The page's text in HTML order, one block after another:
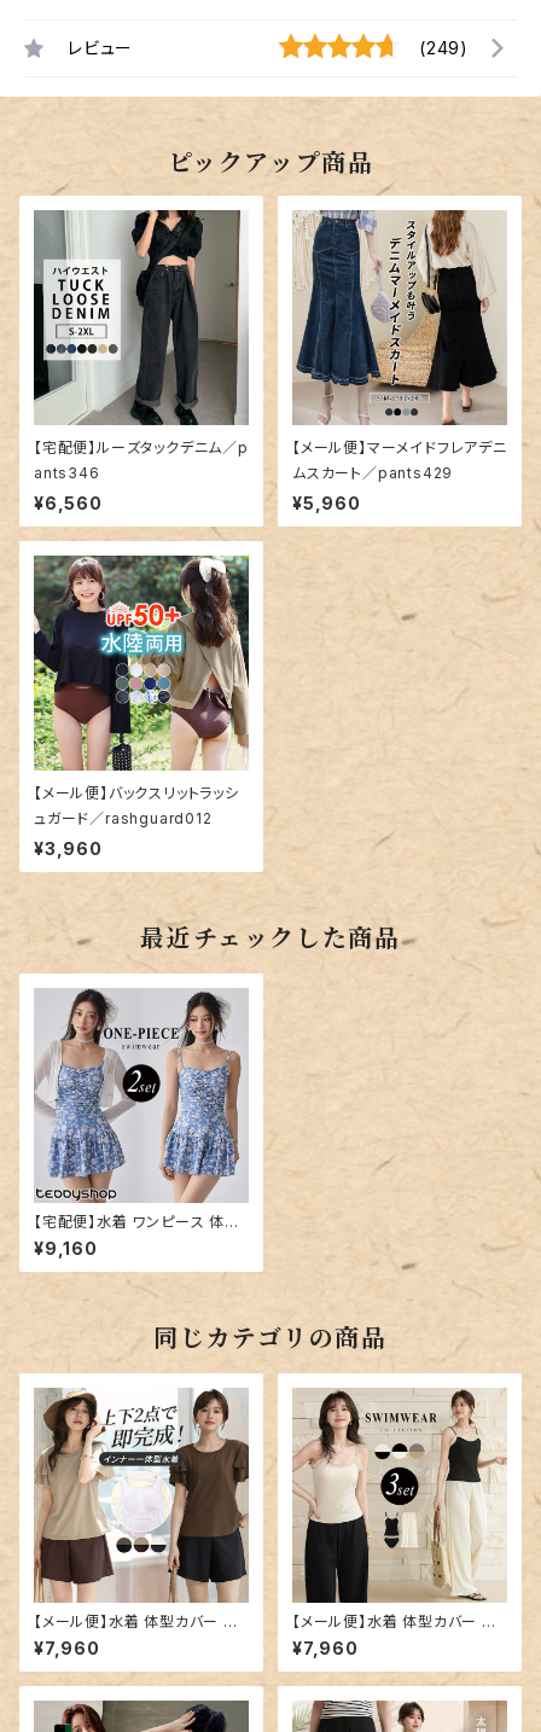
レビュー (249)
ピックアップ商品
【宅配便】ルーズタックデニム／p
ants346
¥6,560
【メール便】マーメイドフレアデニ
ムスカート／pants429
¥5,960
【メール便】バックスリットラッシ
ュガード／rashguard012
¥3,960
最近チェックした商品
【宅配便】水着 ワンピース 体型
カバー レディース 胸パッド付き
／hys3244
¥9,160
同じカテゴリの商品
【メール便】水着 体型カバー レ
ディース 半袖 ティアード フレア
スリーブ ブラ一体型トップス シ
ョートパンツ 2点セット／hys34
¥7,960
【メール便】水着 体型カバー キ
ャミキニ レディース パンツ ワイ
ドパンツ 3点セット／hys3438
¥7,960